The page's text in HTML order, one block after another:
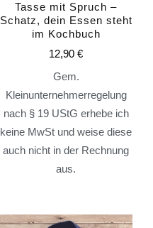
Tasse mit Spruch –
Schatz, dein Essen steht
im Kochbuch
12,90€
Gem.
Kleinunternehmerregelung
nach § 19 UStG erhebe ich
keine MwSt und weise diese
auch nicht in der Rechnung
aus.